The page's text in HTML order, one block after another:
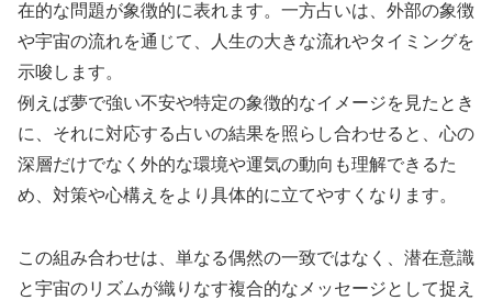
在的な問題が象徴的に表れます。一方占いは、外部の象徴
や宇宙の流れを通じて、人生の大きな流れやタイミングを
示唆します。
例えば夢で強い不安や特定の象徴的なイメージを見たとき
に、それに対応する占いの結果を照らし合わせると、心の
深層だけでなく外的な環境や運気の動向も理解できるた
め、対策や心構えをより具体的に立てやすくなります。
この組み合わせは、単なる偶然の一致ではなく、潜在意識
と宇宙のリズムが織りなす複合的なメッセージとして捉え